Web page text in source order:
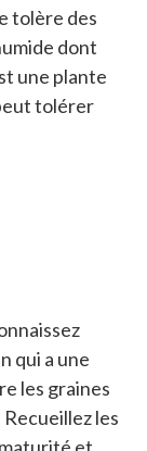
tolère des
dont
une plante
tolérer
qui a une
les graines
les